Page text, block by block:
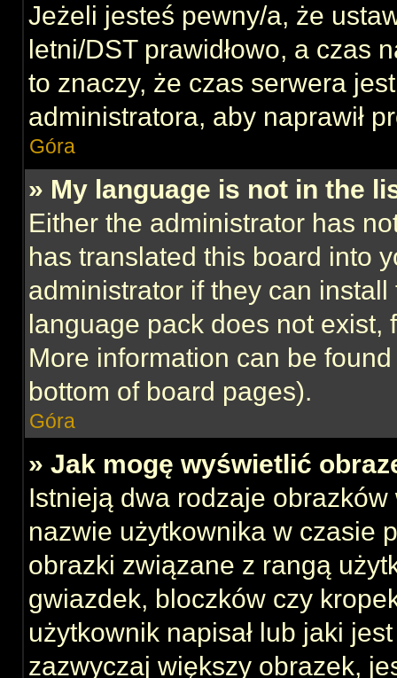
Jeżeli jesteś pewny/a, że
letni/DST prawidłowo, a czas
to znaczy, że czas serwera
administratora, aby naprawił
Góra
» My language is not in the
Either the administrator has
has translated this board into
administrator if they can
language pack does not exist,
More information can be
bottom of board pages).
Góra
» Jak mogę wyświetlić
Istnieją dwa rodzaje
nazwie użytkownika w czasie
obrazki związane z rangą
gwiazdek, bloczków czy
użytkownik napisał lub jaki
zazwyczaj większy obrazek,